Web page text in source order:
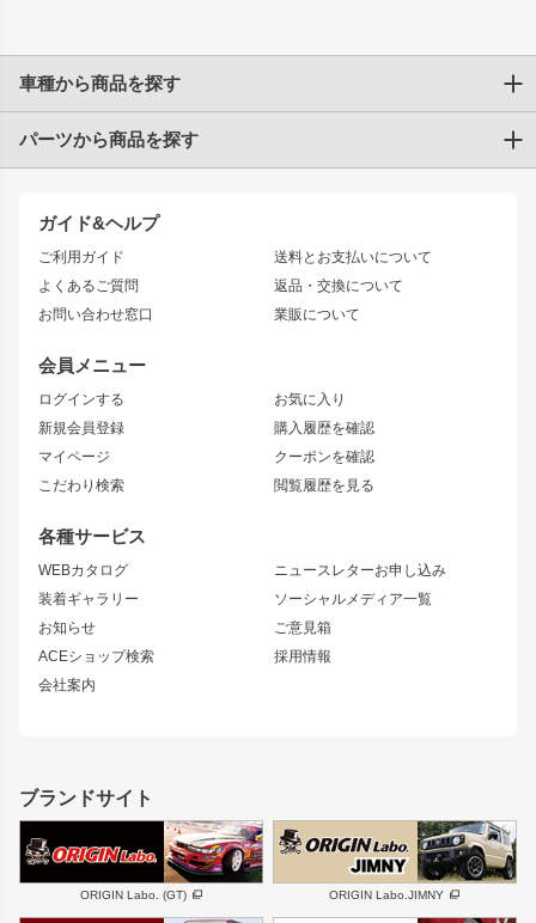
ガイド&ヘルプ
ご利用ガイド
よくあるご質問
お問い合わせ窓口
送料とお支払いについて
返品・交換について
業販について
会員メニュー
ログインする
新規会員登録
マイページ
こだわり検索
お気に入り
購入履歴を確認
クーポンを確認
閲覧履歴を見る
各種サービス
WEBカタログ
装着ギャラリー
お知らせ
ACEショップ検索
会社案内
ニュースレターお申し込み
ソーシャルメディア一覧
ご意見箱
採用情報
車種から商品を探す
トヨタ
JZX90 CHASER
JZX110 MARK II
JZX100 MARK II
JZX90 MARK II
トレノ
マークX
アリスト
ソアラ
アルテッツァ
ニッサン
S15 シルビア
S14 シルビア 後期
S13 シルビア
180SX
シルエイティ
ワンビア
ローレル
セフィーロ
キャラバン
スズキ
GS350
SC
スバル 三菱
デリカ D:5
パーツから商品を探す
エアロシリーズ
ドリフトライン
風神
雷神
レーシングライン
アタックライン
ストリームライン
リアウイング
ジムニーパーツ
ホイール
MUD-S7
MUD-SR7
まつど家 鉄漢
ボンネット
フェンダー
サイドパーツ
リアゲート
メンテナンスパーツ
ハイエースパーツ
ブランドサイト
ORIGIN Labo. (GT) ORIGIN Labo.JIMNY